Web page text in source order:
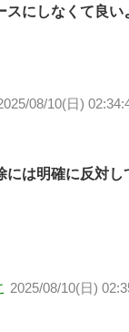
スにしなくて良い
08/10(日)
には明確に反対し
2025/08/10(日)